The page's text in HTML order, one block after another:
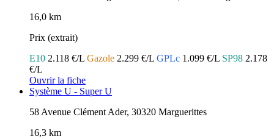
16,0 km
Prix (extrait)
E10 2.118 €/L Gazole 2.299 €/L GPLc 1.099 €/L SP98 2.178
€/L
Ouvrir la fiche
Système U - Super U
58 Avenue Clément Ader, 30320 Marguerittes
16,3 km